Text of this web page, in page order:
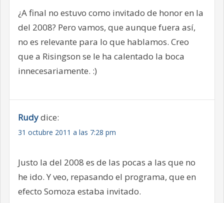
¿A final no estuvo como invitado de honor en la
del 2008? Pero vamos, que aunque fuera así,
no es relevante para lo que hablamos. Creo
que a Risingson se le ha calentado la boca
innecesariamente. :)
Rudydice:
31 octubre 2011 a las 7:28 pm
Justo la del 2008 es de las pocas a las que no
he ido. Y veo, repasando el programa, que en
efecto Somoza estaba invitado.